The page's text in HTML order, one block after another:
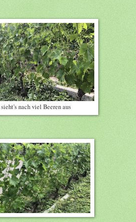
nach viel Beeren aus